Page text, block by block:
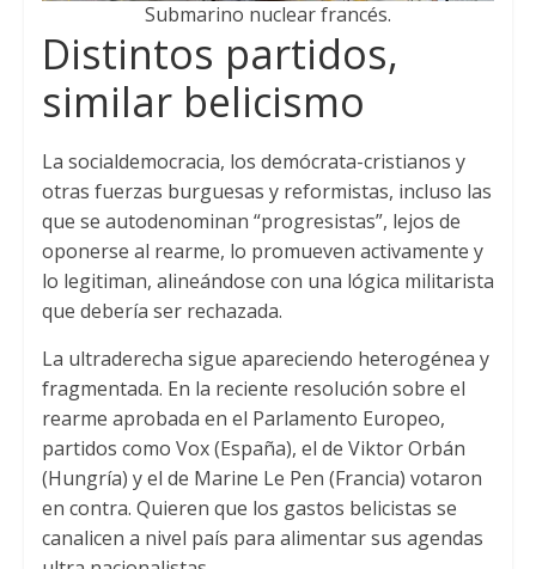
Submarino nuclear francés.
Distintos partidos,
similar belicismo
La socialdemocracia, los demócrata-cristianos y
otras fuerzas burguesas y reformistas, incluso las
que se autodenominan “progresistas”, lejos de
oponerse al rearme, lo promueven activamente y
lo legitiman, alineándose con una lógica militarista
que debería ser rechazada.
La ultraderecha sigue apareciendo heterogénea y
fragmentada. En la reciente resolución sobre el
rearme aprobada en el Parlamento Europeo,
partidos como Vox (España), el de Viktor Orbán
(Hungría) y el de Marine Le Pen (Francia) votaron
en contra. Quieren que los gastos belicistas se
canalicen a nivel país para alimentar sus agendas